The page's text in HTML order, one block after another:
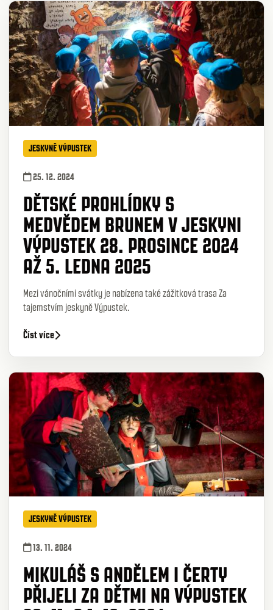
JESKYNĚ VÝPUSTEK
25. 12. 2024
DĚTSKÉ PROHLÍDKY S
MEDVĚDEM BRUNEM V JESKYNI
VÝPUSTEK 28. PROSINCE 2024
AŽ 5. LEDNA 2025
Mezi vánočními svátky je nabízena také zážitková trasa Za
tajemstvím jeskyně Výpustek.
Číst více
JESKYNĚ VÝPUSTEK
13. 11. 2024
MIKULÁŠ S ANDĚLEM I ČERTY
PŘIJELI ZA DĚTMI NA VÝPUSTEK